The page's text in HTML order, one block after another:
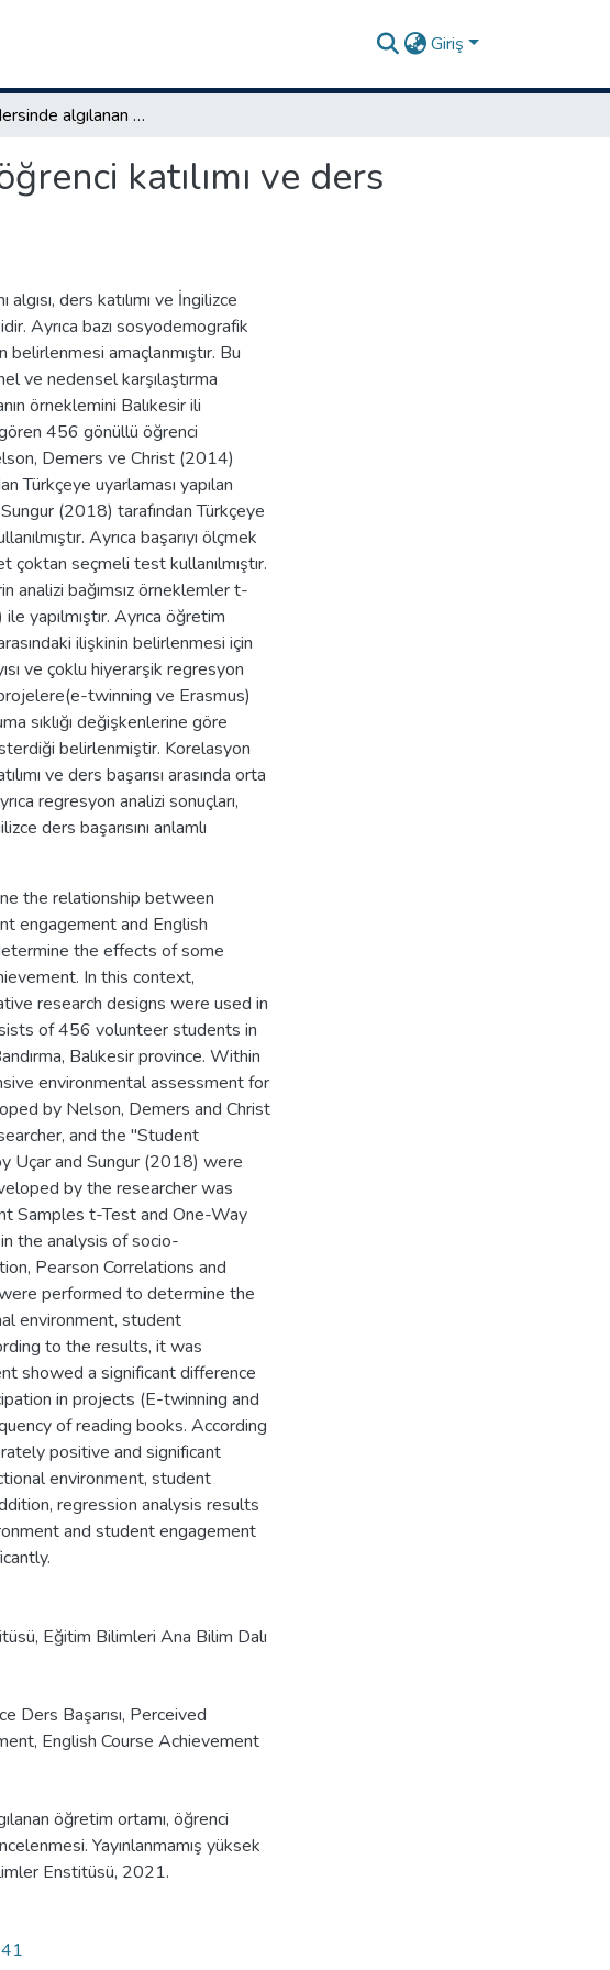
Giriş
İngilizce dersinde algılanan öğretim ortamı, öğrenci katılımı ve ders başarısı arasındaki ilişkinin incelenmesi
katılımı ve ders
ders katılımı ve İngilizce
Ayrıca bazı sosyodemografik
belirlenmesi amaçlanmıştır. Bu
ve nedensel karşılaştırma
örneklemini Balıkesir ili
456 gönüllü öğrenci
Demers ve Christ (2014)
Türkçeye uyarlaması yapılan
(2018) tarafından Türkçeye
Ayrıca başarıyı ölçmek
çoktan seçmeli test kullanılmıştır.
analizi bağımsız örneklemler t-
yapılmıştır. Ayrıca öğretim
ilişkinin belirlenmesi için
ve çoklu hiyerarşik regresyon
twinning ve Erasmus)
sıklığı değişkenlerine göre
belirlenmiştir. Korelasyon
ve ders başarısı arasında orta
regresyon analizi sonuçları,
ders başarısını anlamlı
the relationship between
engagement and English
the effects of some
In this context,
research designs were used in
of 456 volunteer students in
Balıkesir province. Within
environmental assessment for
by Nelson, Demers and Christ
and the "Student
Uçar and Sungur (2018) were
by the researcher was
Samples t-Test and One-Way
the analysis of socio-
Pearson Correlations and
performed to determine the
environment, student
to the results, it was
showed a significant difference
in projects (E-twinning and
of reading books. According
positive and significant
environment, student
regression analysis results
and student engagement
Eğitim Bilimleri Ana Bilim Dalı
Ders Başarısı, Perceived
, English Course Achievement
öğretim ortamı, öğrenci
Yayınlanmamış yüksek
Enstitüsü, 2021.